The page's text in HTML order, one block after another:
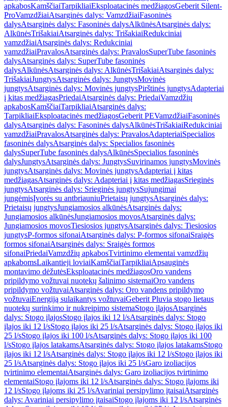
apkabosKamščiaiTarpikliaiEksploatacinės medžiagosGeberit Silent-
ProVamzdžiaiAtsarginės dalys: VamzdžiaiFasoninės
dalysAtsarginės dalys: Fasoninės dalysAlkūnėsAtsarginės dalys:
AlkūnėsTrišakiaiAtsarginės dalys: TrišakiaiRedukciniai
vamzdžiaiAtsarginės dalys: Redukciniai
vamzdžiaiPravalosAtsarginės dalys: PravalosSuperTube fasoninės
dalysAtsarginės dalys: SuperTube fasoninės
dalysAlkūnėsAtsarginės dalys: AlkūnėsTrišakiaiAtsarginės dalys:
TrišakiaiJungtysAtsarginės dalys: JungtysMovinės
jungtysAtsarginės dalys: Movinės jungtysPirštinės jungtysAdapteriai
į kitas medžiagasPriedaiAtsarginės dalys: PriedaiVamzdžių
apkabosKamščiaiTarpikliaiAtsarginės dalys:
TarpikliaiEksploatacinės medžiagosGeberit PEVamzdžiaiFasoninės
dalysAtsarginės dalys: Fasoninės dalysAlkūnėsTrišakiaiRedukciniai
vamzdžiaiPravalosAtsarginės dalys: PravalosAdapteriaiSpecialios
fasoninės dalysAtsarginės dalys: Specialios fasoninės
dalysSuperTube fasoninės dalysAlkūnėsSpecialios fasoninės
dalysJungtysAtsarginės dalys: JungtysSuvirinamos jungtysMovinės
jungtysAtsarginės dalys: Movinės jungtysAdapteriai į kitas
medžiagasAtsarginės dalys: Adapteriai į kitas medžiagasSrieginės
jungtysAtsarginės dalys: Srieginės jungtysSujungimai
jungėmisĮvorės su antbriauniuPrietaisų jungtysAtsarginės dalys:
Prietaisų jungtysJungiamosios alkūnėsAtsarginės dalys:
Jungiamosios alkūnėsJungiamosios movosAtsarginės dalys:
Jungiamosios movosTiesiosios jungtysAtsarginės dalys: Tiesiosios
jungtysP-formos sifonaiAtsarginės dalys: P-formos sifonaiSraigės
formos sifonaiAtsarginės dalys: Sraigės formos
sifonaiPriedaiVamzdžių apkabosTvirtinimo elementai vamzdžių
apkabomsLaikantieji loviaiKamščiaiTarpikliaiApsauginės
montavimo dėžutėsEksploatacinės medžiagosOro vandens
pripildymo vožtuvai nuotekų šalinimo sistemaiOro vandens
pripildymo vožtuvaiAtsarginės dalys: Oro vandens pripildymo
vožtuvaiEnergiją sulaikantys vožtuvaiGeberit Pluvia stogo lietaus
nuotekų surinkimo ir nukreipimo sistemaStogo įlajosAtsarginės
dalys: Stogo įlajosStogo įlajos iki 12 l/sAtsarginės dalys: Stogo
įlajos iki 12 l/sStogo įlajos iki 25 l/sAtsarginės dalys: Stogo įlajos iki
25 l/sStogo įlajos iki 100 l/sAtsarginės dalys: Stogo įlajos iki 100
l/sStogo įlajos latakamsAtsarginės dalys: Stogo įlajos latakamsStogo
įlajos iki 12 l/sAtsarginės dalys: Stogo įlajos iki 12 l/sStogo įlajos iki
25 l/sAtsarginės dalys: Stogo įlajos iki 25 l/sGaro izoliacijos
tvirtinimo elementaiAtsarginės dalys: Garo izoliacijos tvirtinimo
elementaiStogo įlajoms iki 12 l/sAtsarginės dalys: Stogo įlajoms iki
12 l/sStogo įlajoms iki 25 l/sAvariniai persipylimo įtaisaiAtsarginės
dalys: Avariniai persipylimo įtaisaiStogo įlajoms iki 12 l/sAtsarginės